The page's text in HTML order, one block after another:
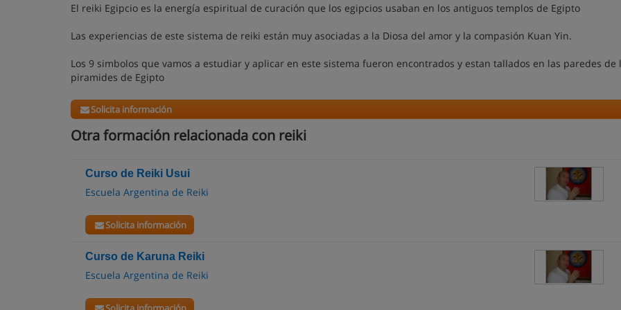
El reiki Egipcio es la energía espiritual de curación que los egipcios usaban en los antiguos templos de Egipto
Las experiencias de este sistema de reiki están muy asociadas a la Diosa del amor y la compasión Kuan Yin.
Los 9 simbolos que vamos a estudiar y aplicar en este sistema fueron encontrados y estan tallados en las paredes de
piramides de Egipto
Solicita información
Otra formación relacionada con reiki
Curso de Reiki Usui
Escuela Argentina de Reiki
Solicita información
Curso de Karuna Reiki
Escuela Argentina de Reiki